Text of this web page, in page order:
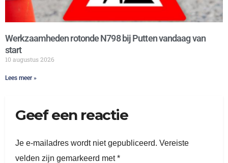
Werkzaamheden rotonde N798 bij Putten vandaag van
start
10 augustus 2026
Lees meer »
Geef een reactie
Je e-mailadres wordt niet gepubliceerd. Vereiste
velden zijn gemarkeerd met*